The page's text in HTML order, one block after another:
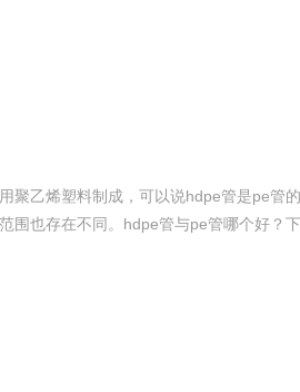
聚乙烯塑料制成，可以说hdpe管是pe管
也存在不同。hdpe管与pe管哪个好？下